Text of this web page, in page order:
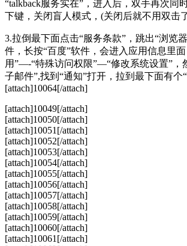
“talkback服务实在”，进入后，双手再次同
下键，关闭盲人模式，(关闭后就不用双击了
3.拉倒最下面点击“服务条款”，跳出“浏览
件，长按“百度”软件，会进入应用信息里
用”—-“特殊访问权限”—“修改系统设置”，
子邮件”,找到“通知”打开，拉到最下面有个
[attach]10064[/attach]
[attach]10049[/attach]
[attach]10050[/attach]
[attach]10051[/attach]
[attach]10052[/attach]
[attach]10053[/attach]
[attach]10054[/attach]
[attach]10055[/attach]
[attach]10056[/attach]
[attach]10057[/attach]
[attach]10058[/attach]
[attach]10059[/attach]
[attach]10060[/attach]
[attach]10061[/attach]